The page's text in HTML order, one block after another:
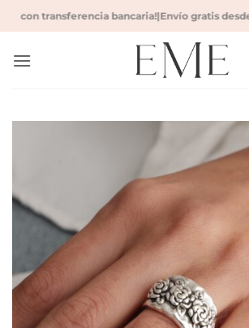
al
con transferencia bancaria!|Envío gratis desde